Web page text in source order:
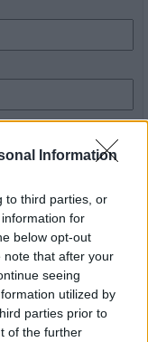
Information
to third parties, or
for
below opt-out
note that after your
seeing
utilized by
parties prior to
of the further
Duna vízgyűjtőjére